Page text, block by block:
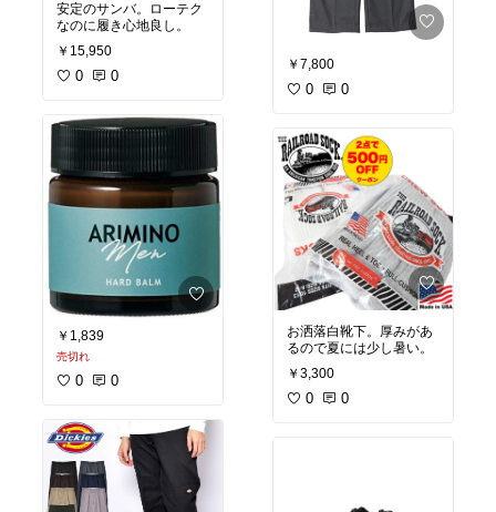
安定のサンバ。ローテク
なのに履き心地良し。
￥15,950
0 0
￥1,839
売切れ
0 0
￥7,800
0 0
お洒落白靴下。厚みがあ
るので夏には少し暑い。
￥3,300
0 0